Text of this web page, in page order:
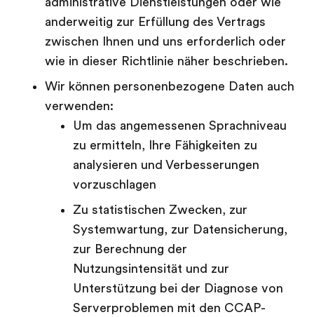
anderweitig zur Erfüllung des Vertrags
zwischen Ihnen und uns erforderlich oder
wie in dieser Richtlinie näher beschrieben.
Wir können personenbezogene Daten auch
verwenden:
Um das angemessenen Sprachniveau
zu ermitteln, Ihre Fähigkeiten zu
analysieren und Verbesserungen
vorzuschlagen
Zu statistischen Zwecken, zur
Systemwartung, zur Datensicherung,
zur Berechnung der
Nutzungsintensität und zur
Unterstützung bei der Diagnose von
Serverproblemen mit den CCAP-